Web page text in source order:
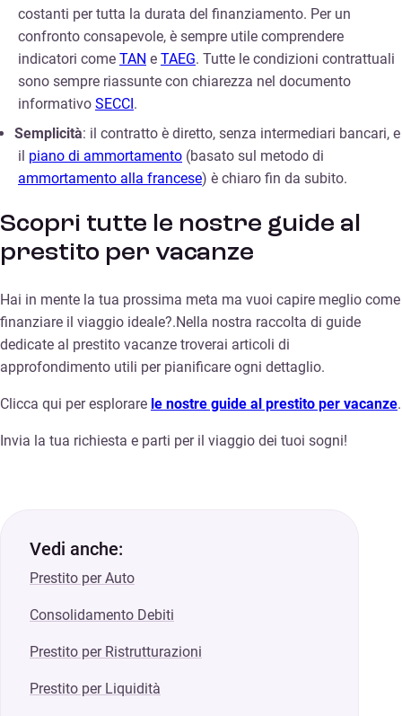
costanti per tutta la durata del finanziamento. Per un
confronto consapevole, è sempre utile comprendere
indicatori come TAN e TAEG. Tutte le condizioni contrattuali
sono sempre riassunte con chiarezza nel documento
informativo SECCI.
Semplicità: il contratto è diretto, senza intermediari bancari, e
il piano di ammortamento (basato sul metodo di
ammortamento alla francese) è chiaro fin da subito.
Scopri tutte le nostre guide al
prestito per vacanze
Hai in mente la tua prossima meta ma vuoi capire meglio come
finanziare il viaggio ideale?.Nella nostra raccolta di guide
dedicate al prestito vacanze troverai articoli di
approfondimento utili per pianificare ogni dettaglio.
Clicca qui per esplorare le nostre guide al prestito per vacanze.
Invia la tua richiesta e parti per il viaggio dei tuoi sogni!
Vedi anche:
Prestito per Auto
Consolidamento Debiti
Prestito per Ristrutturazioni
Prestito per Liquidità